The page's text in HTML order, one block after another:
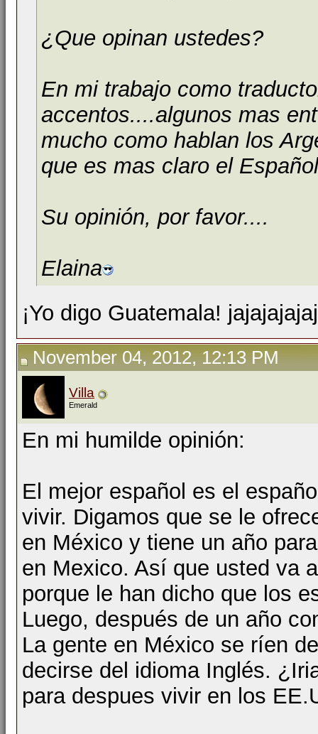
¿Que opinan ustedes?
En mi trabajo como
accentos....algunos mas
mucho como hablan los
que es mas claro el
Su opinión, por favor....
Elaina
¡Yo digo Guatemala!
November 04, 2012, 12:13 PM
Villa
Emerald
En mi humilde opinión:
El mejor español es el
vivir. Digamos que se le
en México y tiene un año
en Mexico. Así que usted va
porque le han dicho que los
Luego, después de un año
La gente en México se ríen
decirse del idioma Inglés.
para despues vivir en los